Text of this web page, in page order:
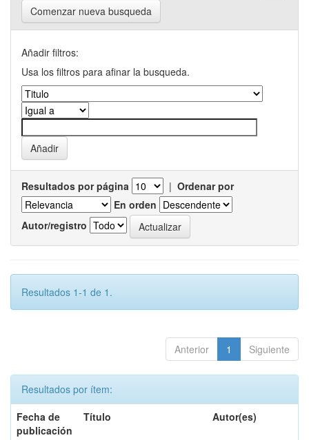
Comenzar nueva busqueda
Añadir filtros:
Usa los filtros para afinar la busqueda.
Resultados por página | Ordenar por
En orden
Autor/registro
Resultados 1-1 de 1.
Anterior 1 Siguiente
Resultados por ítem:
Fecha de
publicación
Título Autor(es)